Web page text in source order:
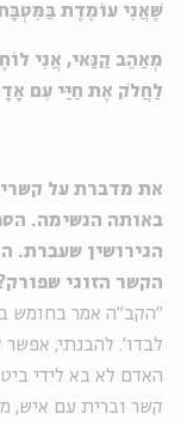
שֶׁאֲנִי עוֹמֶדֶת
מְאַהֵב קַנַּאי, אֲנִי
לַחֲלֹק אֶת חַיַּי עִם
את מדברת על
באותה הנשימה.
הגירושין שעברת.
הקשר הזוגי שפורק?
"הקב"ה אמר בחומש
לבדו'. להבנתי,
האדם לא בא לידי
קשר וברית עם איש,